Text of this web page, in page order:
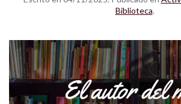
Biblioteca.